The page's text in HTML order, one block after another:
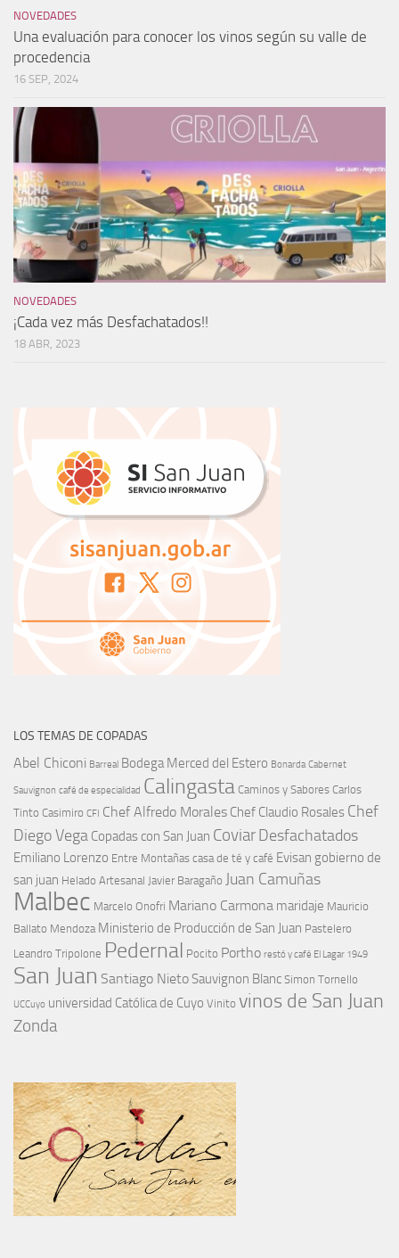
NOVEDADES
Una evaluación para conocer los vinos según su valle de
procedencia
16 SEP, 2024
NOVEDADES
¡Cada vez más Desfachatados!!
18 ABR, 2023
LOS TEMAS DE COPADAS
Abel Chiconi Barreal Bodega Merced del Estero Bonarda Cabernet
Sauvignon café de especialidad Calingasta Caminos y Sabores Carlos
Tinto Casimiro CFI Chef Alfredo Morales Chef Claudio Rosales Chef
Diego Vega Copadas con San Juan CoviarDesfachatados
Emiliano Lorenzo Entre Montañas casa de té y café Evisan gobierno de
san juan Helado Artesanal Javier Baragaño Juan Camuñas
Malbec Marcelo Onofri Mariano Carmona maridaje Mauricio
Ballato Mendoza Ministerio de Producción de San Juan Pastelero
Leandro Tripolone Pedernal Pocito Portho restó y café El Lagar 1949
San Juan Santiago Nieto Sauvignon Blanc Simon Tornello
UCCuyo universidad Católica de Cuyo Vinito vinos de San Juan
Zonda